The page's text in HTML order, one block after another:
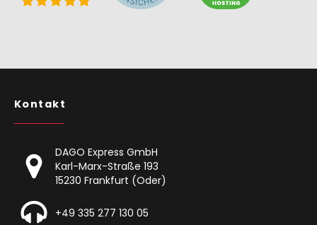
Kontakt
DAGO Express GmbH
Karl-Marx-Straße 193
15230 Frankfurt (Oder)
+49 335 277 130 05